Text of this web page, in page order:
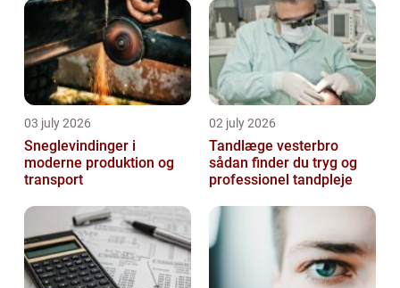
03 july 2026
Sneglevindinger i
moderne produktion og
transport
02 july 2026
Tandlæge vesterbro
sådan finder du tryg og
professionel tandpleje